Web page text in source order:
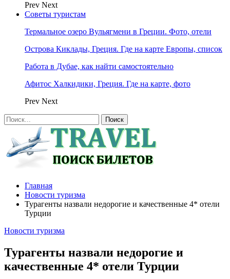
Prev Next
Советы туристам
Термальное озеро Вульягмени в Греции. Фото, отели
Острова Киклады, Греция. Где на карте Европы, список
Работа в Дубае, как найти самостоятельно
Афитос Халкидики, Греция. Где на карте, фото
Prev Next
Главная
Новости туризма
Турагенты назвали недорогие и качественные 4* отели
Турции
Новости туризма
Турагенты назвали недорогие и
качественные 4* отели Турции